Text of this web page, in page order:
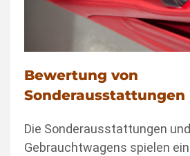
Bewertung von
Sonderausstattungen
Die Sonderausstattungen
Gebrauchtwagens spielen